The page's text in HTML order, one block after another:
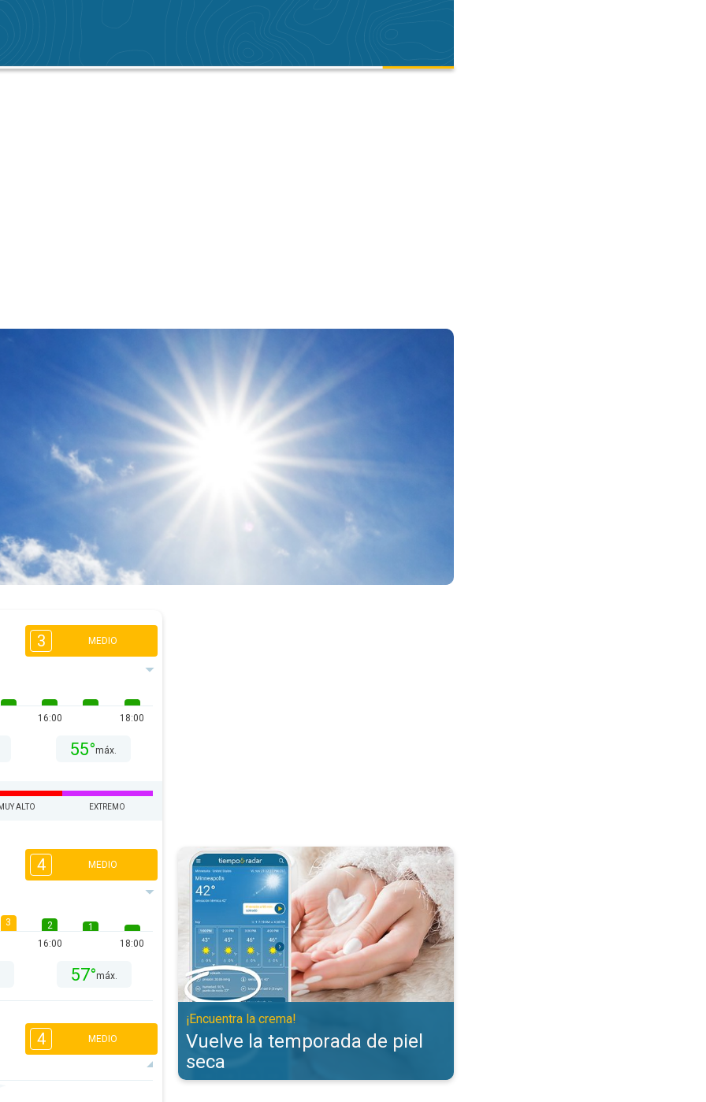
3 MEDIO
16:00 18:00
55°máx.
MUY ALTO EXTREMO
4 MEDIO
3
2
16:00
1
18:00
57°máx.
4 MEDIO
Vuelve la temporada de piel seca. ¡Encuentra la crema!. . .
¡Encuentra la crema!
Vuelve la temporada de piel
seca